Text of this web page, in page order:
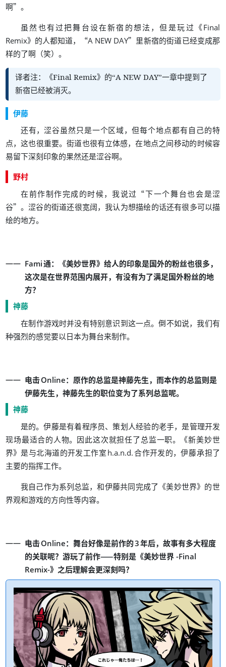
啊”。
虽然也有过把舞台设在新宿的想法 ，但是玩过 《Final
Remix》 的人都知道， “A NEW DAY” 里新宿的街道已经变成那
样的了啊 （笑）。
译者注： 《Final Remix》 的“A NEW DAY”一章中提到了
新宿已经被消灭。
伊藤
还有，涩谷虽然只是一个区域，但每个地点都有自己的特
点，这也很重要。街道也很有立体感，在地点之间移动的时候容
易留下深刻印象的果然还是涩谷啊。
野村
在前作制作完成的时候，我说过 “下一个舞台也会是涩
谷”。涩谷的街道还很宽阔，我认为想描绘的话还有很多可以描
绘的地方。
Fami通： 《美妙世界》 给人的印象是国外的粉丝也很多，
这次是在世界范围内展开， 有没有为了满足国外粉丝的地
方？
神藤
在制作游戏时并没有特别意识到这一点。倒不如说，我们有
种强烈的感觉要以日本为舞台来制作。
电击Online： 原作的总监是神藤先生， 而本作的总监则是
伊藤先生， 神藤先生的职位变为了系列总监呢。
神藤
是的。伊藤是有着程序员、策划人经验的老手，是管理开发
现场最适合的人物。 因此这次就担任了总监一职。 《新美妙世
界》是与北海道的开发工作室 h.a.n.d.合作开发的，伊藤承担了
主要的指挥工作。
我自己作为系列总监，和伊藤共同完成了 《美妙世界》 的世
界观和游戏的方向性等内容。
电击Online： 舞台好像是前作的3年后， 故事有多大程度
的关联呢？ 游玩了前作——特别是《美妙世界 -Final
Remix-》 之后理解会更深刻吗？